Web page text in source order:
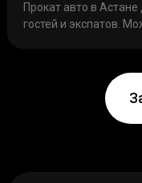
Прокат авто в Астане
гостей и экспатов.